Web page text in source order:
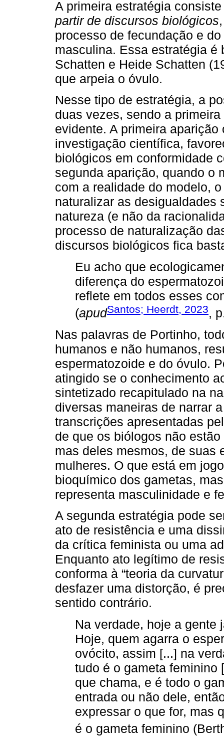
A primeira estratégia
partir de discursos biológicos
processo de fecundação e
masculina. Essa estratégia é
Schatten e Heide Schatten
que arpeia o óvulo.
Nesse tipo de estratégia, a
duas vezes, sendo a
evidente. A primeira
investigação científica,
biológicos em conformidade
segunda aparição, quando o
com a realidade do modelo,
naturalizar as desigualdades
natureza (e não da
processo de naturalização
discursos biológicos fica
Eu acho que
diferença do
reflete em todos esses
(apudSantos; Heerdt, 2023,
Nas palavras de Portinho,
humanos e não humanos,
espermatozoide e do óvulo.
atingido se o conhecimento
sintetizado recapitulado na
diversas maneiras de narrar
transcrições apresentadas
de que os biólogos não
mas deles mesmos, de suas
mulheres. O que está em
bioquímico dos gametas,
representa masculinidade e
A segunda estratégia pode
ato de resistência e uma
da crítica feminista ou uma
Enquanto ato legítimo de
conforma à “teoria da
desfazer uma distorção, é
sentido contrário.
Na verdade, hoje a gente
Hoje, quem agarra o
ovócito, assim [...] na
tudo é o gameta feminino
que chama, e é todo o
entrada ou não dele,
expressar o que for, mas
é o gameta feminino